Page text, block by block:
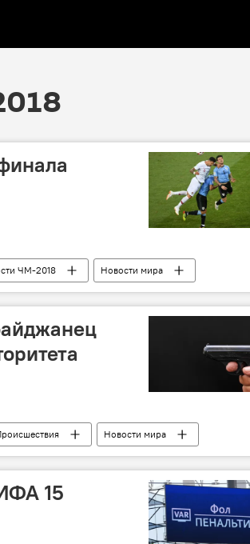
ЧМ-2018
Новости мира
Новости мира
криминальный авторитет угроза
15